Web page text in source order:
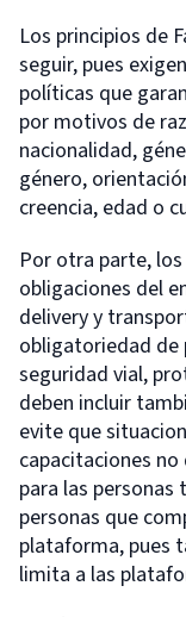
Los principios de
seguir, pues
políticas que
por motivos de
nacionalidad,
género,
creencia, edad o
Por otra parte,
obligaciones del
delivery y
obligatoriedad de
seguridad vial,
deben incluir
evite que
capacitaciones
para las
personas que
plataforma, pues
limita a las